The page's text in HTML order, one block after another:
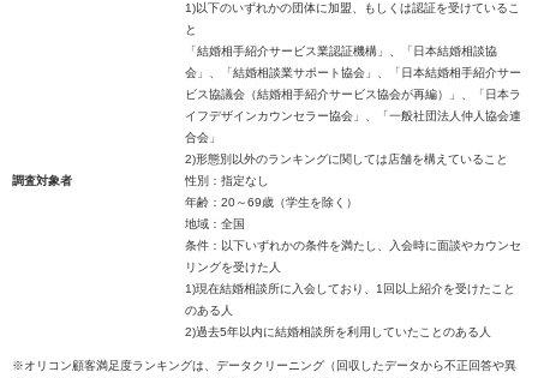
1)以下のいずれかの団体に加盟、もしくは認証を受けているこ
と
「結婚相手紹介サービス業認証機構」、「日本結婚相談協
会」、「結婚相談業サポート協会」、「日本結婚相手紹介サー
ビス協議会（結婚相手紹介サービス協会が再編）」、「日本ラ
イフデザインカウンセラー協会」、「一般社団法人仲人協会連
合会」
2)形態別以外のランキングに関しては店舗を構えていること
調査対象者
性別：指定なし
年齢：20～69歳（学生を除く）
地域：全国
条件：以下いずれかの条件を満たし、入会時に面談やカウンセ
リングを受けた人
1)現在結婚相談所に入会しており、1回以上紹介を受けたこと
のある人
2)過去5年以内に結婚相談所を利用していたことのある人
※オリコン顧客満足度ランキングは、データクリーニング（回収したデータから不正回答や異